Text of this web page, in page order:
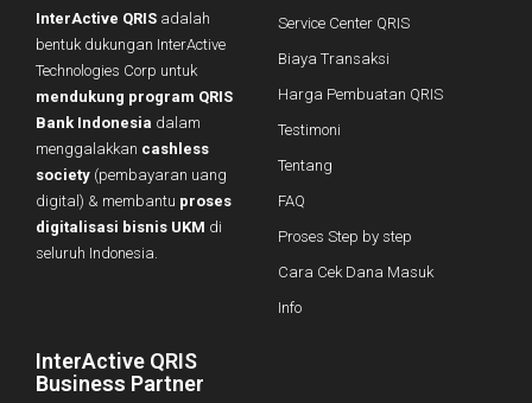
InterActive QRIS adalah
bentuk dukungan InterActive
Technologies Corp untuk
mendukung program QRIS
Bank Indonesia dalam
menggalakkan cashless
society (pembayaran uang
digital) & membantu proses
digitalisasi bisnis UKM di
seluruh Indonesia.
InterActive QRIS
Business Partner
Service Center QRIS
Biaya Transaksi
Harga Pembuatan QRIS
Testimoni
Tentang
FAQ
Proses Step by step
Cara Cek Dana Masuk
Info